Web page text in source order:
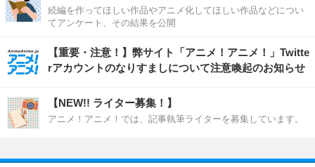
続編を作ってほしい作品やアニメ化してほしい作品などについ
てアンケート、その結果を公開
【重要・注意！】弊サイト「アニメ！アニメ！」Twitte
rアカウントのなりすましについて注意喚起のお知らせ
【NEW!! ライター募集！】
アニメ！アニメ！では、記事執筆ライターを募集しています。